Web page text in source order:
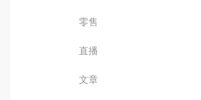
零售
直播
文章